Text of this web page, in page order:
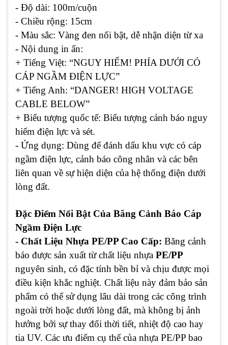
- Độ dài: 100m/cuộn
- Chiều rộng: 15cm
- Màu sắc: Vàng đen nổi bật, dễ nhận diện từ xa
- Nội dung in ấn:
+ Tiếng Việt: “NGUY HIỂM! PHÍA DƯỚI CÓ
CÁP NGẦM ĐIỆN LỰC”
+ Tiếng Anh: “DANGER! HIGH VOLTAGE
CABLE BELOW”
+ Biểu tượng quốc tế: Biểu tượng cảnh báo nguy
hiểm điện lực và sét.
- Ứng dụng: Dùng để đánh dấu khu vực có cáp
ngầm điện lực, cảnh báo công nhân và các bên
liên quan về sự hiện diện của hệ thống điện dưới
lòng đất.
Đặc Điểm Nổi Bật Của Băng Cảnh Báo Cáp
Ngầm Điện Lực
- Chất Liệu Nhựa PE/PP Cao Cấp: Băng cảnh
báo được sản xuất từ chất liệu nhựa PE/PP
nguyên sinh, có đặc tính bền bỉ và chịu được mọi
điều kiện khắc nghiệt. Chất liệu này đảm bảo sản
phẩm có thể sử dụng lâu dài trong các công trình
ngoài trời hoặc dưới lòng đất, mà không bị ảnh
hưởng bởi sự thay đổi thời tiết, nhiệt độ cao hay
tia UV. Các ưu điểm cụ thể của nhựa PE/PP bao